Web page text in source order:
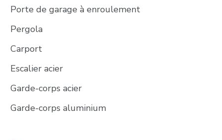
Porte de garage à enroulement
Pergola
Carport
Escalier acier
Garde-corps acier
Garde-corps aluminium